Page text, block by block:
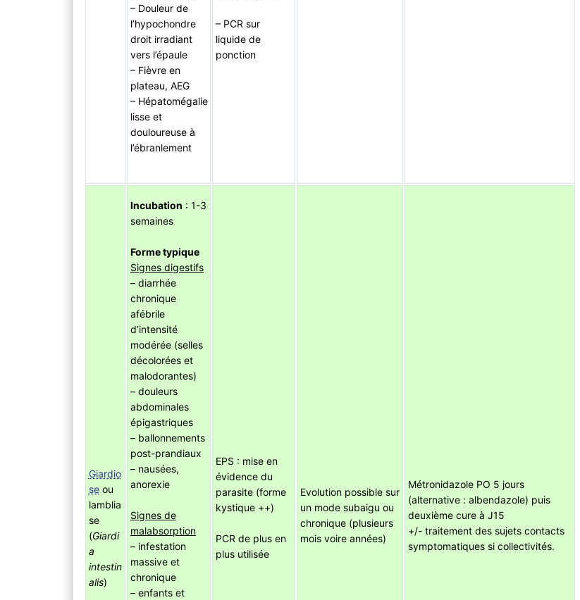
– Douleur de
l’hypochondre
droit irradiant
vers l’épaule
– Fièvre en
plateau, AEG
– Hépatomégalie
lisse et
douloureuse à
l’ébranlement
– PCR sur
liquide de
ponction
Giardio
seou
lamblia
se
(Giardi
a
intestin
alis)
Incubation : 1-3
semaines
Forme typique
Signes digestifs
– diarrhée
chronique
afébrile
d’intensité
modérée (selles
décolorées et
malodorantes)
– douleurs
abdominales
épigastriques
– ballonnements
post-prandiaux
– nausées,
anorexie
Signes de
malabsorption
– infestation
massive et
chronique
– enfants et
EPS : mise en
évidence du
parasite (forme
kystique ++)
PCR de plus en
plus utilisée
Evolution possible sur
un mode subaigu ou
chronique (plusieurs
mois voire années)
Métronidazole PO 5 jours
(alternative : albendazole) puis
deuxième cure à J15
+/- traitement des sujets contacts
symptomatiques si collectivités.